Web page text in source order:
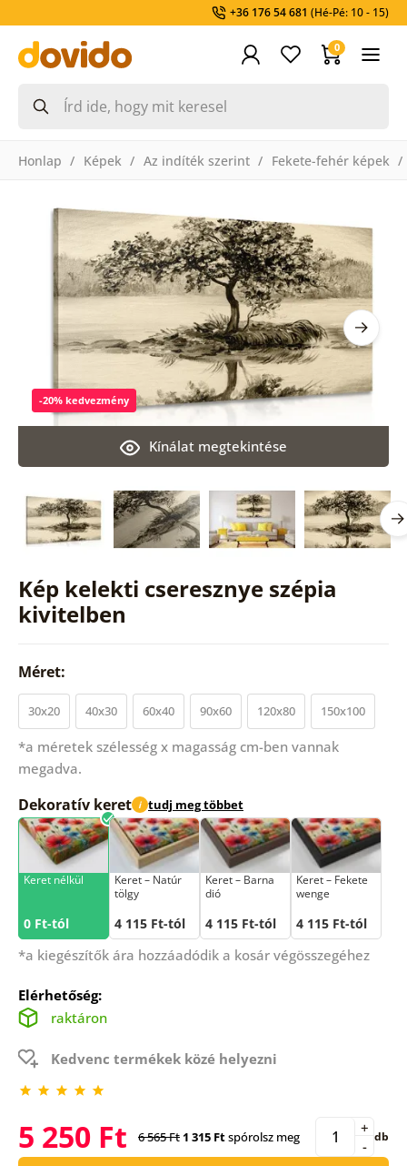
+36 176 54 681 (Hé-Pé: 10 - 15)
0
Honlap Képek Az indíték szerint Fekete-fehér képek
Kép kelekti cseresznye szépia
kivitelben
Kínálat megtekintése
-20% kedvezmény
Méret:
30x20 40x30 60x40 90x60 120x80 150x100
*a méretek szélesség x magasság cm-ben vannak
megadva.
Dekoratív keret i tudj meg többet
Keret nélkül
0 Ft-tól
Keret – Natúr
tölgy
4 115 Ft-tól
Keret – Barna
dió
4 115 Ft-tól
Keret – Fekete
wenge
4 115 Ft-tól
*a kiegészítők ára hozzáadódik a kosár végösszegéhez
Elérhetőség:
raktáron
Kedvenc termékek közé helyezni
5 250 Ft 6 565 Ft 1 315 Ftspórolsz meg -
+ db